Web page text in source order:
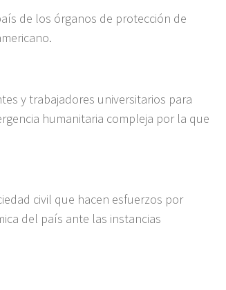
de los órganos de protección de
y trabajadores universitarios para
humanitaria compleja por la que
civil que hacen esfuerzos por
del país ante las instancias